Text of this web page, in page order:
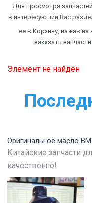
Для просмотра
в интересующий Вас
ее в Корзину, нажав на
заказать
Элемент не найден
Оригинальное масло
Китайские запчасти
качественно!